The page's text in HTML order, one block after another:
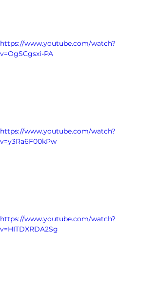
https://www.youtube.com/watch?
v=OgSCgsxi-PA
https://www.youtube.com/watch?
v=y3Ra6F00kPw
https://www.youtube.com/watch?
v=HITDXRDA2Sg